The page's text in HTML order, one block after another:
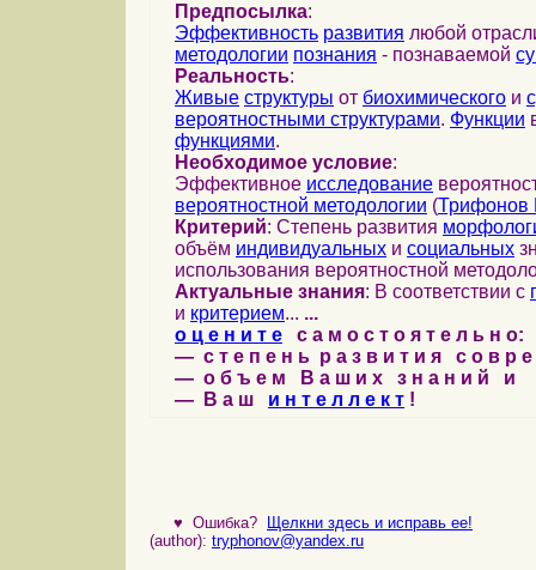
Предпосылка:
Эффективность развития любой
методологии познания - познаваемой
Реальность:
Живые структуры от биохимического и
вероятностными структурами. Функции
функциями.
Необходимое условие:
Эффективное исследование
вероятностной методологии (Трифонов
Критерий: Степень развития
объём индивидуальных и социальных
использования вероятностной
Актуальные знания: В соответствии с
и критерием... ...
о ц е н и т е с а м о с т о я т е л ь н о:
— с т е п е н ь р а з в и т и я с о в р
— о б ъ е м В а ш и х з н а н и й и
— В а ш и н т е л л е к т !
♥ Ошибка?
Щелкни здесь и исправь ее!
(author): tryphonov@yandex.ru